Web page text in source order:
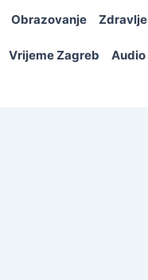
Obrazovanje Zdravlje
Vrijeme Zagreb Audio